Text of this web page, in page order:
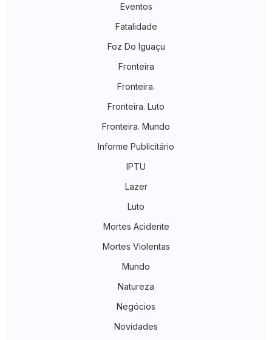
Eventos
Fatalidade
Foz Do Iguaçu
Fronteira
Fronteira.
Fronteira. Luto
Fronteira. Mundo
Informe Publicitário
IPTU
Lazer
Luto
Mortes Acidente
Mortes Violentas
Mundo
Natureza
Negócios
Novidades